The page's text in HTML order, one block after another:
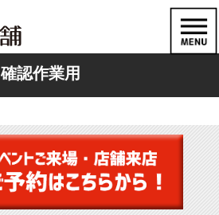
確認作業用